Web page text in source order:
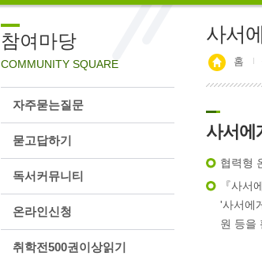
참여마당
COMMUNITY SQUARE
자주묻는질문
묻고답하기
독서커뮤니티
온라인신청
취학전500권이상읽기
사서
홈
사서에
협력형
『사서
'사서에
원 등을